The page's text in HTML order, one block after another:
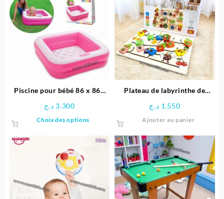
Les
options
être
choisies
sur
la
page
Piscine pour bébé 86 x 86x
3.300 د.ج
Choix des options
a
plusieurs
variations.
peuvent
Plateau de labyrinthe de
Space Boy
1.550 د.ج
Ajouter au panier